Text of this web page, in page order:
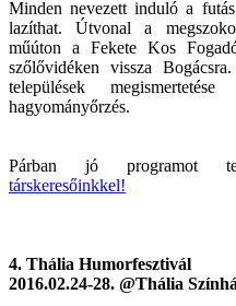
Minden nevezett induló a
lazíthat. Útvonal a
műúton a Fekete Kos
szőlővidéken vissza
települések
hagyományőrzés.
Párban jó programot
társkeresőinkkel!
4. Thália Humorfesztivál
2016.02.24-28. @Thália